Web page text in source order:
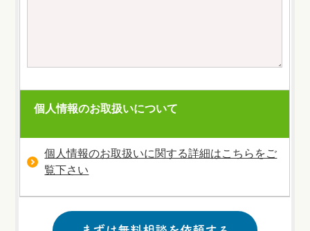
個人情報のお取扱いについて
個人情報のお取扱いに関する詳細はこちらをご
覧下さい